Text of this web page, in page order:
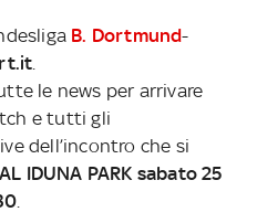
B. Dortmund-
le news per arrivare
e tutti gli
dell’incontro che si
IDUNA PARK sabato 25